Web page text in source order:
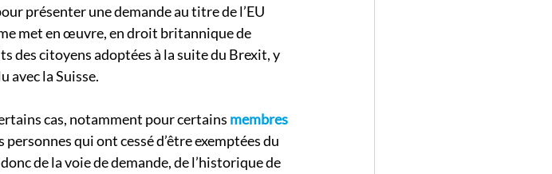
présenter une demande au titre de l’EU
met en œuvre, en droit britannique de
des citoyens adoptées à la suite du Brexit, y
avec la Suisse.
cas, notamment pour certains membres
personnes qui ont cessé d’être exemptées du
de la voie de demande, de l’historique de